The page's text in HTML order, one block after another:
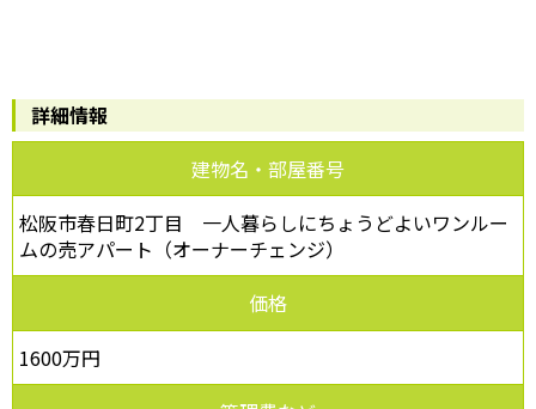
詳細情報
建物名・部屋番号
松阪市春日町2丁目 一人暮らしにちょうどよいワンルー
ムの売アパート（オーナーチェンジ）
価格
1600万円